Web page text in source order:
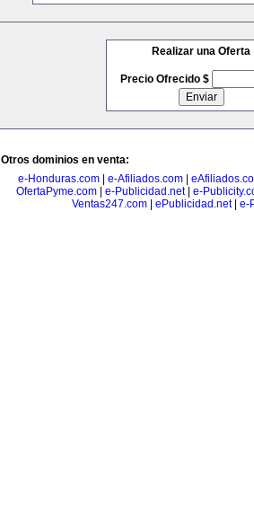
Realizar una Oferta
Precio Ofrecido $
Otros dominios en venta:
e-Honduras.com| e-Afiliados.com|
OfertaPyme.com| e-Publicidad.net| e-
Ventas247.com
ePublicidad.net| e-